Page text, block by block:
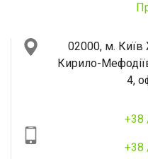
02000, м. Київ
Кирило-
4,
+38
+38